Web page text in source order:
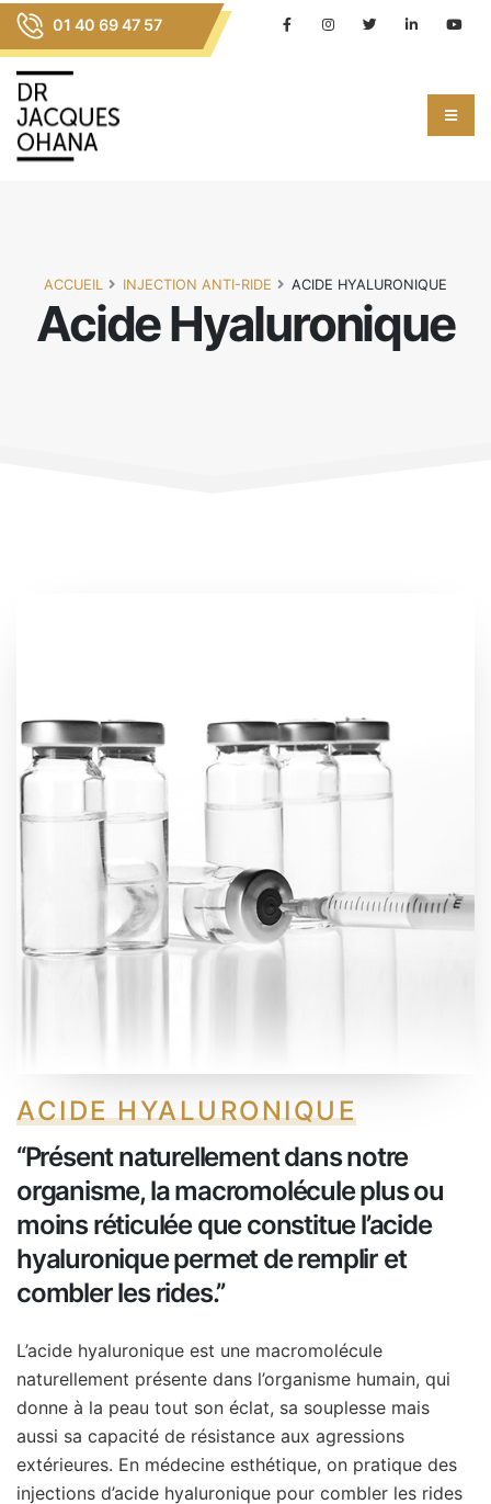
01 40 69 47 57
Acide Hyaluronique
ACCUEIL INJECTION ANTI-RIDE ACIDE HYALURONIQUE
ACIDE HYALURONIQUE
‘‘Présent naturellement dans notre
organisme, la macromolécule plus ou
moins réticulée que constitue l’acide
hyaluronique permet de remplir et
combler les rides.’’
L’acide hyaluronique est une macromolécule
naturellement présente dans l’organisme humain, qui
donne à la peau tout son éclat, sa souplesse mais
aussi sa capacité de résistance aux agressions
extérieures. En médecine esthétique, on pratique des
injections d’acide hyaluronique pour combler les rides